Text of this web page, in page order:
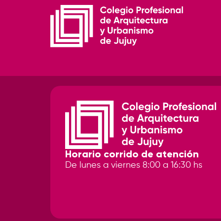
Horario corrido de atención
De lunes a viernes 8:00 a 16:30 hs